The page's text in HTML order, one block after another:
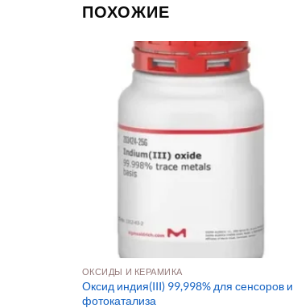
ПОХОЖИЕ
ОКСИДЫ И КЕРАМИКА
Оксид индия(III) 99,998% для сенсоров и
фотокатализа